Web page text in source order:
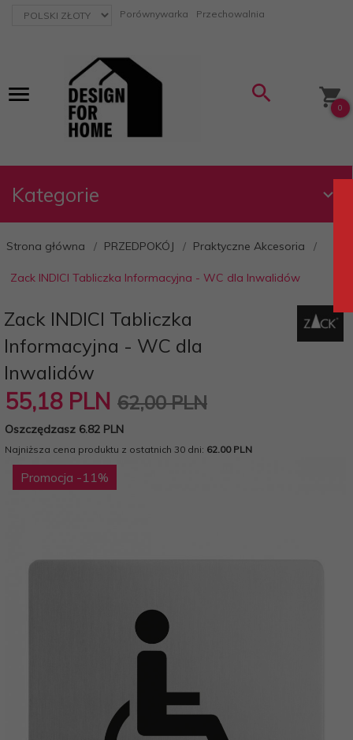
currency_h Porównywarka Przechowalnia
0
Kategorie
Strona główna PRZEDPOKÓJ Praktyczne Akcesoria
Zack INDICI Tabliczka Informacyjna - WC dla Inwalidów
Zack INDICI Tabliczka
Informacyjna - WC dla
Inwalidów
55,18 PLN 62,00 PLN
Oszczędzasz 6.82 PLN
Najniższa cena produktu z ostatnich 30 dni: 62.00 PLN
Promocja -11%